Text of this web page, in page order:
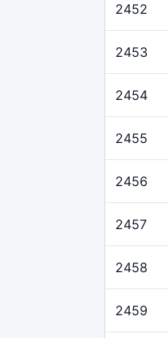
2452
2453
2454
2455
2456
2457
2458
2459